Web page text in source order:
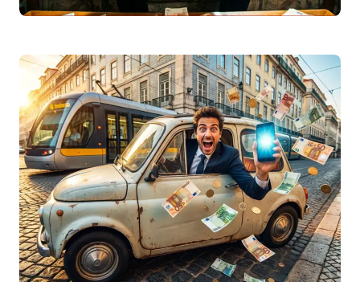
Verificar o Estado
Saiba tudo sobre o reembolsoIRS2026:
prazos de pagamento, como consultar o
estado no Portal das Finanças e o…
Leggi articolo